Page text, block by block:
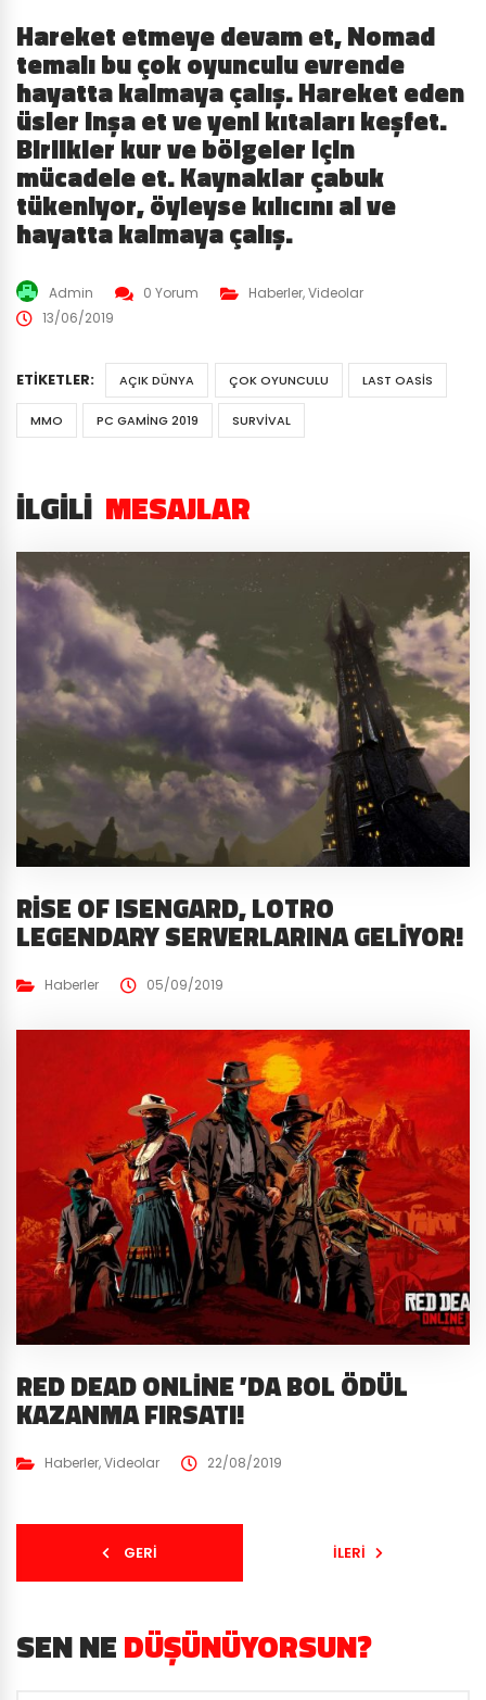
Hareket etmeye devam et, Nomad
temalı bu çok oyunculu evrende
hayatta kalmaya çalış. Hareket eden
üsler inşa et ve yeni kıtaları keşfet.
Birlikler kur ve bölgeler için
mücadele et. Kaynaklar çabuk
tükeniyor, öyleyse kılıcını al ve
hayatta kalmaya çalış.
Admin 0 Yorum Haberler,Videolar
13/06/2019
ETIKETLER: AÇIK DÜNYA ÇOK OYUNCULU LAST OASIS
MMO PC GAMING 2019 SURVIVAL
İLGILI MESAJLAR
RISE OF ISENGARD, LOTRO
LEGENDARY SERVERLARINA GELIYOR!
Haberler 05/09/2019
RED DEAD ONLINE ’DA BOL ÖDÜL
KAZANMA FIRSATI!
Haberler,Videolar 22/08/2019
GERI İLERI
SEN NEDÜŞÜNÜYORSUN?